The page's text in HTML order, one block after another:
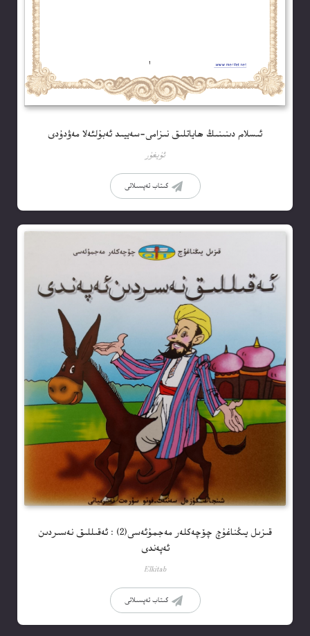
ئىسلام دىنىنىڭ ھاياتلىق نىزامى-سەييىد ئەبۇلئەلا مەۋدۇدى
ئۇيغۇر
كىتاب تەپسىلاتى
قىزىل يىڭناغۇچ چۆچەكلەر مەجمۇئەسى(2) : ئەقىللىق نەسىردىن
ئەپەندى
Elkitab
كىتاب تەپسىلاتى